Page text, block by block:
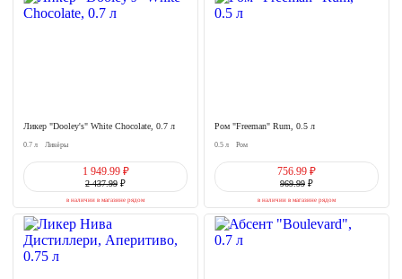
Ликер "Dooley's" White Chocolate, 0.7 л
0.7 л Ликёры
1 949.99 ₽
2 437.99 ₽
в наличии в магазине рядом
Ром "Freeman" Rum, 0.5 л
0.5 л Ром
756.99 ₽
969.99 ₽
в наличии в магазине рядом